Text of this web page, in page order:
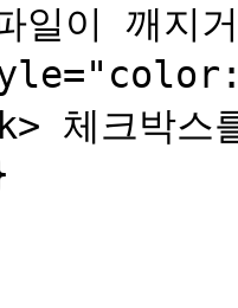
일이 깨지
체크박스